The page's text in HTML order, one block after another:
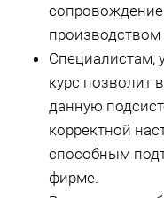
Специалистам,
курс позволит
данную
корректной
способным
фирме.